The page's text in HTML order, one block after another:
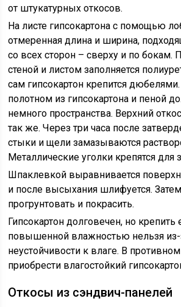
от штукатурных откосов.
На листе гипсокартона с помощью
отмеренная длина и ширина,
со всех сторон – сверху и по бокам.
стеной и листом заполняется
сам гипсокартон крепится
полотном из гипсокартона и пеной
немного пространства. Верхний
так же. Через три часа после
стыки и щели замазываются
Металлические уголки крепятся для
Шпаклевкой выравнивается
и после высыхания шлифуется.
прогрунтовать и покрасить.
Гипсокартон долговечен, но крепить
повышенной влажностью нельзя из-
неустойчивости к влаге. В
приобрести влагостойкий
Откосы из сэндвич-панелей